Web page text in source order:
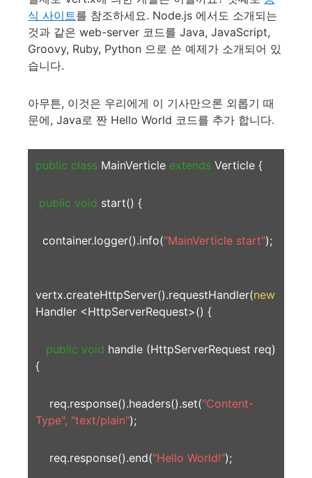
식 사이트를 참조하세요. Node.js 에서도 소개되는
것과 같은 web-server 코드를 Java, JavaScript,
Groovy, Ruby, Python 으로 쓴 예제가 소개되어 있
습니다.
아무튼, 이것은 우리에게 이 기사만으론 외롭기 때
문에, Java로 짠 Hello World 코드를 추가 합니다.
public class MainVerticle extends Verticle {
public void start() {
container.logger().info("MainVerticle start");
vertx.createHttpServer().requestHandler(new
Handler <HttpServerRequest>() {
public void handle (HttpServerRequest req)
{
req.response().headers().set("Content-
Type", "text/plain");
req.response().end("Hello World!");